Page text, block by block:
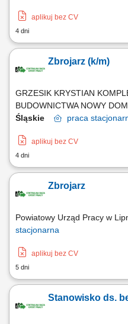
aplikuj bez CV
4 dni
Zbrojarz (k/m)
GRZESIK KRYSTIAN
BUDOWNICTWA NOWY DOM
Śląskie
praca
aplikuj bez CV
4 dni
Zbrojarz
Powiatowy Urząd Pracy w
stacjonarna
aplikuj bez CV
5 dni
Stanowisko ds.